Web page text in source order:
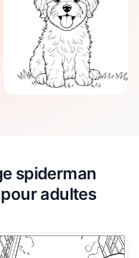
spiderman
adultes